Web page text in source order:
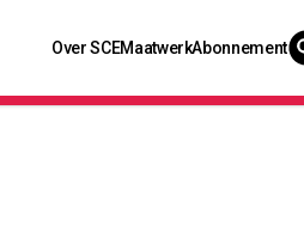
Over SCEMaatwerkAbonnement